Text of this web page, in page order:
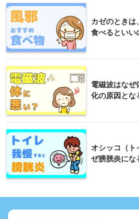
カゼのときは
食べるといい
電磁波はなぜ
化の原因とな
オシッコ（ト
ぜ膀胱炎にな